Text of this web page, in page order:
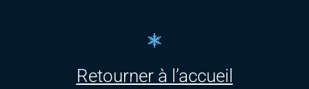
Retourner à l’accueil